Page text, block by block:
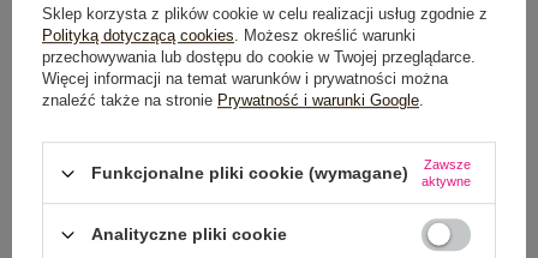
Możesz kupić także poprzez:
Do darmowej dostawy brakuje 200,00 zł
Sklep korzysta z plików cookie w celu realizacji usług zgodnie z
Polityką dotyczącą cookies. Możesz określić warunki
przechowywania lub dostępu do cookie w Twojej przeglądarce.
Więcej informacji na temat warunków i prywatności można
znaleźć także na stronie Prywatność i warunki Google.
Funkcjonalne pliki cookie (wymagane)
Zawsze
aktywne
Analityczne pliki cookie